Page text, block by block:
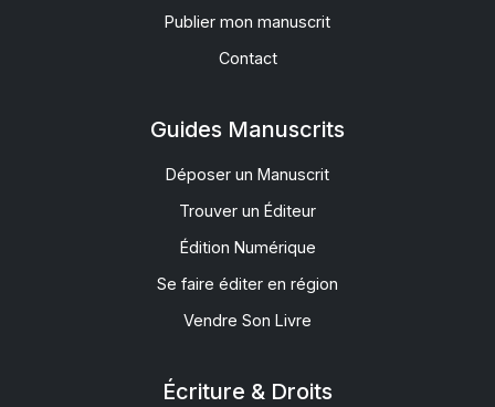
Publier mon manuscrit
Contact
Guides Manuscrits
Déposer un Manuscrit
Trouver un Éditeur
Édition Numérique
Se faire éditer en région
Vendre Son Livre
Écriture & Droits